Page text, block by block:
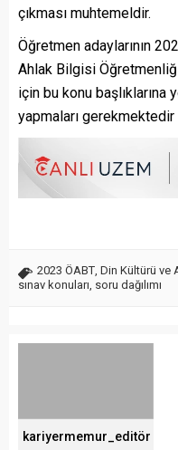
çıkması muhtemeldir.
Öğretmen adaylarının
Ahlak Bilgisi
için bu konu başlıklarına
yapmaları gerekmektedir
2023 ÖABT Din Kültürü ve
sınav konuları soru dağılımı
kariyermemur_editör